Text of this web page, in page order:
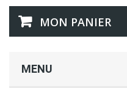
MON PANIER
MENU